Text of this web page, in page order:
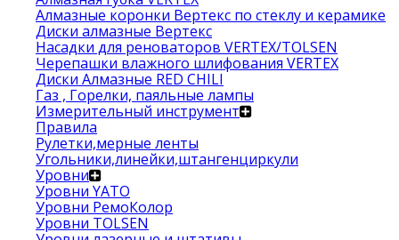
Алмазные коронки Вертекс по стеклу и керамике
Диски алмазные Вертекс
Насадки для реноваторов VERTEX/TOLSEN
Черепашки влажного шлифования VERTEX
Диски Алмазные RED CHILI
Газ , Горелки, паяльные лампы
Измерительный инструмент
Правила
Рулетки,мерные ленты
Угольники,линейки,штангенциркули
Уровни
Уровни YATO
Уровни РемоКолор
Уровни TOLSEN